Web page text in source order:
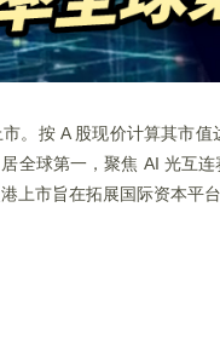
。按 A 股现价计算其市
全球第一，聚焦 AI 光互
上市旨在拓展国际资本平台